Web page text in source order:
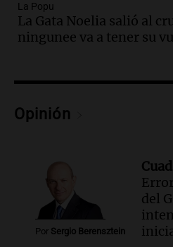
Episodios
Audio.Disminuyen
por accidentes de
Audio.
Episodios
Audio.
La
Reinheimer fue
mundial: "La ciencia
facetas"
La Popu
La Gata Noelia salió al
ningunee va a tener su
Opinión
Por Sergio Berensztein
del